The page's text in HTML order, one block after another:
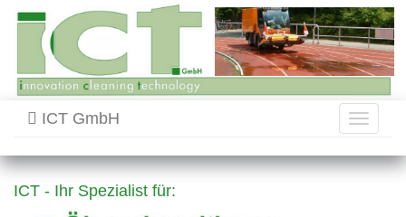
Toggle
ICT GmbH
ICT - Ihr Spezialist für: